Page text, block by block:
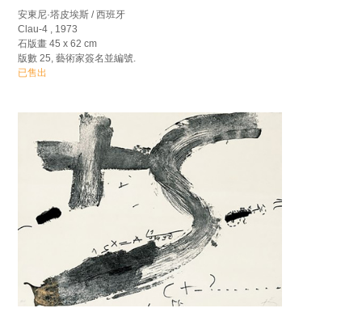
安東尼·塔皮埃斯 / 西班牙
Clau-4 , 1973
石版畫 45 x 62 cm
版數 25, 藝術家簽名並編號.
已售出